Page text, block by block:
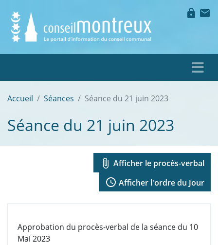
lock mail
Accueil Séances Séance du 21 juin 2023
Séance du 21 juin 2023
attach_file Afficher le procès-verbal
access_time Afficher l'ordre du Jour
Approbation du procès-verbal de la séance du 10
Mai 2023